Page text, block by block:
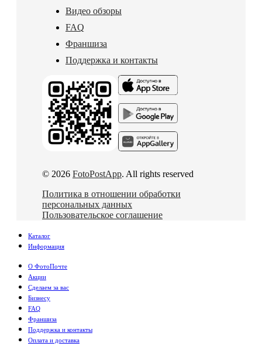
Видео обзоры
FAQ
Франшиза
Поддержка и контакты
© 2026 FotoPostApp. All rights reserved
Политика в отношении обработки
персональных данных
Пользовательское соглашение
Каталог
Информация
О ФотоПочте
Акции
Сделаем за вас
Бизнесу
FAQ
Франшиза
Поддержка и контакты
Оплата и доставка